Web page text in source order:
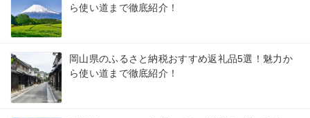
ら使い道まで徹底紹介！
岡山県のふるさと納税おすすめ返礼品5選！魅力か
ら使い道まで徹底紹介！